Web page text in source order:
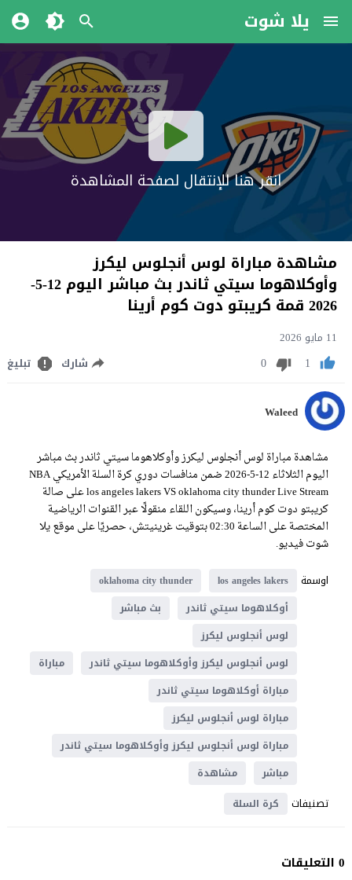
يلا شوت
انقر هنا للإنتقال لصفحة المشاهدة
مشاهدة مباراة لوس أنجلوس ليكرز
وأوكلاهوما سيتي ثاندر بث مباشر اليوم 12-5-
2026 قمة كريبتو دوت كوم أرينا
11 مايو 2026
1
0 شارك تبليغ
Waleed
مشاهدة مباراة لوس أنجلوس ليكرز وأوكلاهوما سيتي ثاندر بث مباشر
اليوم الثلاثاء 12-5-2026 ضمن منافسات دوري كرة السلة الأمريكي NBA
los angeles lakers VS oklahoma city thunder Live Stream على صالة
كريبتو دوت كوم أرينا، وسيكون اللقاء منقولًا عبر القنوات الرياضية
المختصة على الساعة 02:30 بتوقيت غرينيتش، حصريًا على موقع يلا
شوت فيديو.
اوسمة
los angeles lakers
oklahoma city thunder
أوكلاهوما سيتي ثاندر
بث مباشر
لوس أنجلوس ليكرز
لوس أنجلوس ليكرز وأوكلاهوما سيتي ثاندر
مباراة
مباراة أوكلاهوما سيتي ثاندر
مباراة لوس أنجلوس ليكرز
مباراة لوس أنجلوس ليكرز وأوكلاهوما سيتي ثاندر
مباشر
مشاهدة
تصنيفات كرة السلة
0 التعليقات